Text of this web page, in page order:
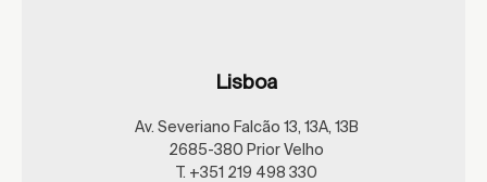
Lisboa
Av. Severiano Falcão 13, 13A, 13B
2685-380 Prior Velho
T. +351 219 498 330